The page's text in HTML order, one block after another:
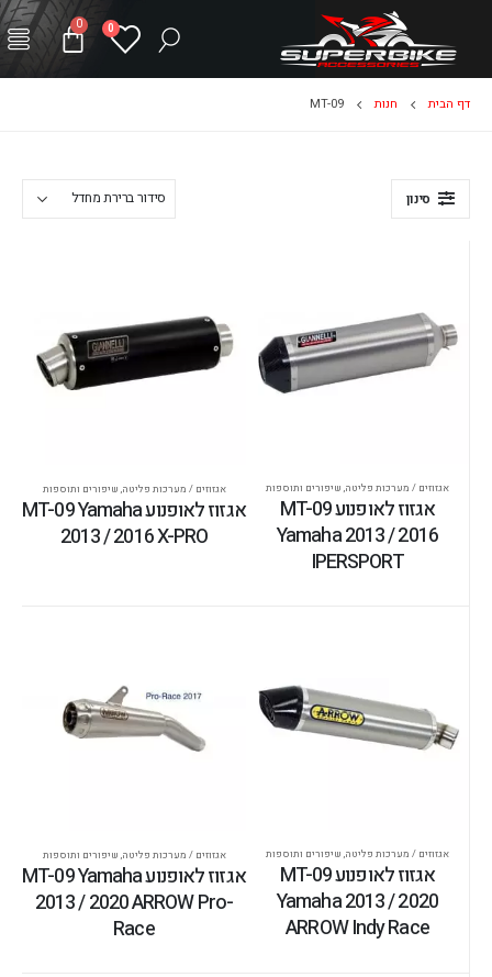
0
0
דף הבית חנות MT-09
סינון
אגזוזים / מערכות פליטה, שיפורים ותוספות
אגזוז לאופנוע MT-09
Yamaha 2013 / 2016
IPERSPORT
אגזוזים / מערכות פליטה, שיפורים ותוספות
אגזוז לאופנוע MT-09 Yamaha
2013 / 2016 X-PRO
אגזוזים / מערכות פליטה, שיפורים ותוספות
אגזוז לאופנוע MT-09
Yamaha 2013 / 2020
ARROW Indy Race
אגזוזים / מערכות פליטה, שיפורים ותוספות
אגזוז לאופנוע MT-09 Yamaha
2013 / 2020 ARROW Pro-
Race